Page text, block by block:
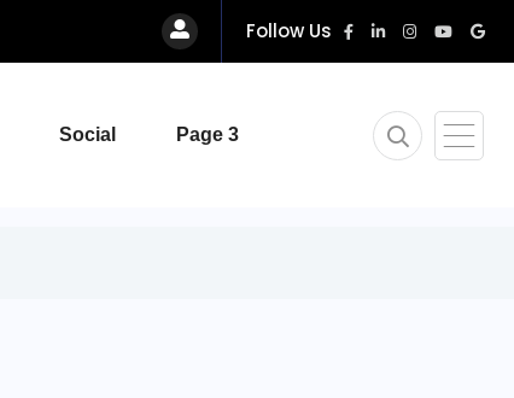
Follow Us
Social Page 3